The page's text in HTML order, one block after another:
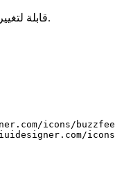
استخدم Buzzfeed كأيقونة قناع CSS قابلة لتغيير اللون.
icons/